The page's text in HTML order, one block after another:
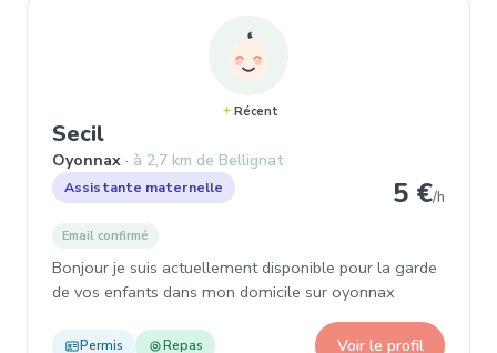
Récent
Secil, Assistante maternelle à Oyonnax
Oyonnax à 2,7 km de Bellignat
Assistante maternelle 5 €/h
Email confirmé
Bonjour je suis actuellement disponible pour la garde
de vos enfants dans mon domicile sur oyonnax
Permis Repas Voir le profil